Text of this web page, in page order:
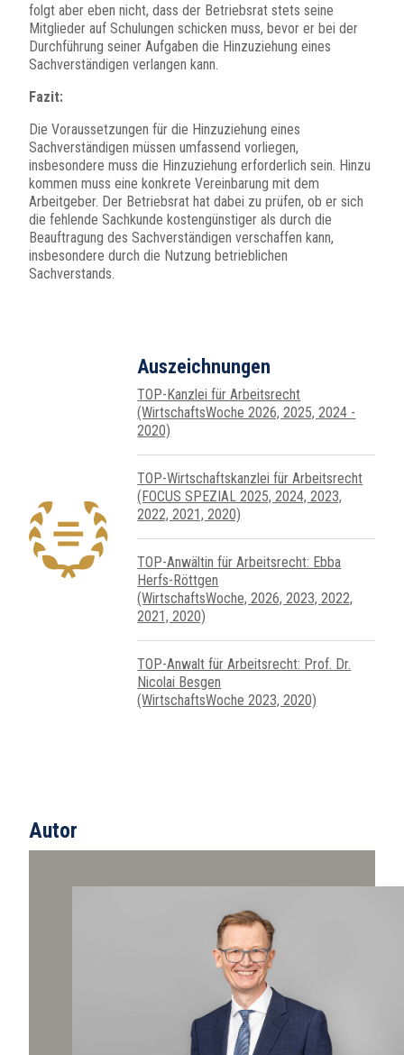
folgt aber eben nicht, dass der Betriebsrat stets seine
Mitglieder auf Schulungen schicken muss, bevor er bei der
Durchführung seiner Aufgaben die Hinzuziehung eines
Sachverständigen verlangen kann.
Fazit:
Die Voraussetzungen für die Hinzuziehung eines
Sachverständigen müssen umfassend vorliegen,
insbesondere muss die Hinzuziehung erforderlich sein. Hinzu
kommen muss eine konkrete Vereinbarung mit dem
Arbeitgeber. Der Betriebsrat hat dabei zu prüfen, ob er sich
die fehlende Sachkunde kostengünstiger als durch die
Beauftragung des Sachverständigen verschaffen kann,
insbesondere durch die Nutzung betrieblichen
Sachverstands.
Auszeichnungen
TOP-Kanzlei für Arbeitsrecht
(WirtschaftsWoche 2026, 2025, 2024 -
2020)
TOP-Wirtschafts­kanzlei für Arbeits­recht
(FOCUS SPEZIAL 2025, 2024, 2023,
2022, 2021, 2020)
TOP-Anwältin für Arbeitsrecht: Ebba
Herfs-Röttgen
(WirtschaftsWoche, 2026, 2023, 2022,
2021, 2020)
TOP-Anwalt für Arbeitsrecht: Prof. Dr.
Nicolai Besgen
(WirtschaftsWoche 2023, 2020)
Autor